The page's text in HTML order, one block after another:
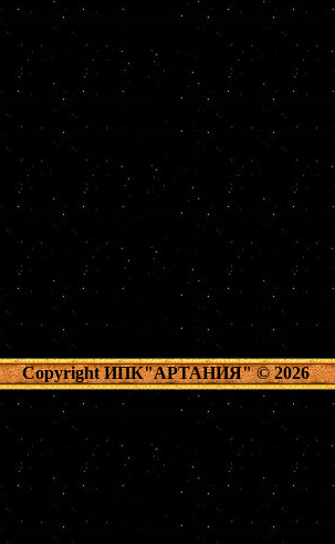
Copyright ИПК"АРТАНИЯ"© 2026